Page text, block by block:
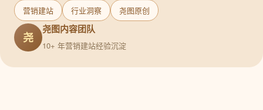
营销建站 行业洞察 尧图原创
尧
尧图内容团队
10+ 年营销建站经验沉淀